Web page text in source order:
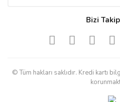
Bizi
© Tüm hakları saklıdır. Kredi kartı